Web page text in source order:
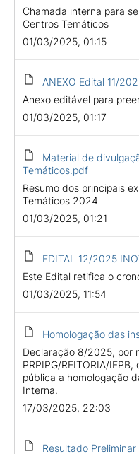
Chamada interna para
Centros Temáticos
01/03/2025, 01:15
ANEXO Edital 11/
Anexo editável para
01/03/2025, 01:17
Material de
Temáticos.pdf
Resumo dos principais
Temáticos 2024
01/03/2025, 01:21
EDITAL 12/2025
Este Edital retifica o
01/03/2025, 11:54
Homologação das
Declaração 8/2025, por
PRPIPG/REITORIA/
pública a homologação
Interna.
17/03/2025, 22:03
Resultado Preliminar